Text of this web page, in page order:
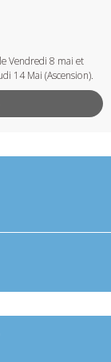
Vendredi 8 mai et
14 Mai (Ascension).